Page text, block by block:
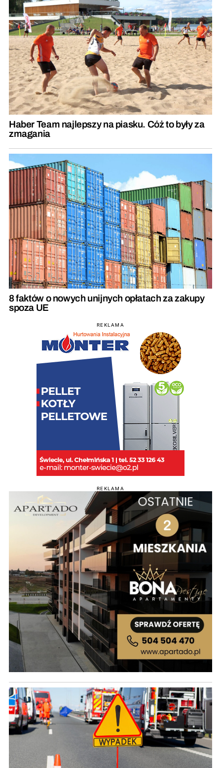
Haber Team najlepszy na piasku. Cóż to były za
zmagania
8 faktów o nowych unijnych opłatach za zakupy
spoza UE
REKLAMA
REKLAMA